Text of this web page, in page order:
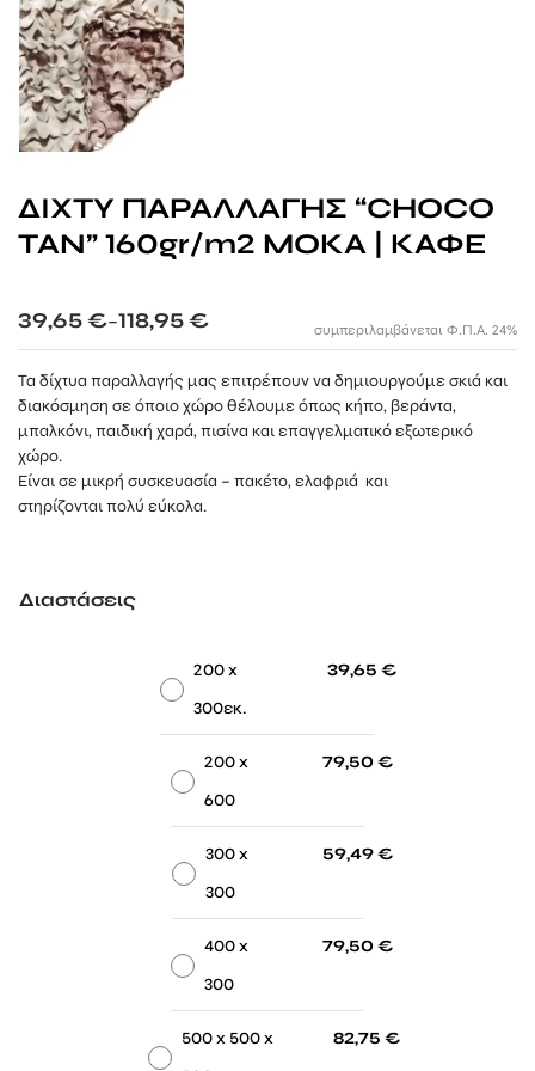
ΞΥΛΙΝΕΣ ΤΟΥΑΛΕΤΕΣ
ΕΞΑΡΤΗΜΑΤΑ
ΣΠΙΤΑΚΙΑ ΣΚΥΛΩΝ
ΣΠΙΤΑΚΙΑ ΓΙΑ ΓΑΤΕΣ
ΣΤΑΒΛΟΙ ΑΛΟΓΩΝ
ΞΥΛΙΝΑ ΚΟΤΕΤΣΙΑ
ΞΥΛΙΝΟΙ ΦΡΑΧΤΕΣ ΠΡΟΣ ΕΝΟΙΚΙΑΣΗ
ΟΜΠΡΕΛΕΣ ΠΡΟΣ ΕΝΟΙΚΙΑΣΗ
ΔΙΑΦΟΡΕΣ ΚΑΤΑΣΚΕΥΕΣ ΠΡΟΣ ΕΝΟΙΚΙΑΣΗ
ΞΥΛΙΝΟΙ ΚΑΔΟΙ ΠΡΟΣ ΕΝΟΙΚΙΑΣΗ
ΣΥΜΜΕΤΟΧΕΣ ΣΕ ΧΡΙΣΤΟΥΓΕΝΝΙΑΤΙΚΑ ΧΩΡΙΑ
ΣΥΜΜΕΤΟΧΕΣ ΣΕ EVENTS
WPC ΠΕΡΙΦΡΑΞΗ
ΜΕΤΑΛΛΙΚΑ ΑΞΕΣΟΥΑΡ ΠΑΝΙΩΝ
ΑΛΑΞΙΕΡΑ ΠΑΡΑΛΙΑΣ
ΞΥΛΙΝΑ ΤΡΑΠΕΖΙΑ & ΚΑΡΕΚΛΕΣ
ΔΙΧΤΥ ΠΑΡΑΛΛΑΓΗΣ “CHOCO
TAN” 160gr/m2 ΜΟΚΑ | ΚΑΦΕ
39,65€–118,95€
Price
range:
39,65 €
through
118,95 €
συμπεριλαμβάνεται Φ.Π.Α. 24%
Τα δίχτυα παραλλαγής μας επιτρέπουν να δημιουργούμε σκιά και
διακόσμηση σε όποιο χώρο θέλουμε όπως κήπο, βεράντα,
μπαλκόνι, παιδική χαρά, πισίνα και επαγγελματικό εξωτερικό
χώρο.
Είναι σε μικρή συσκευασία – πακέτο, ελαφριά και
στηρίζονται πολύ εύκολα.
Διαστάσεις
200 x
300εκ.
39,65€
200 x
600
79,50€
300 x
300
59,49€
400 x
300
79,50€
500 x 500 x
82,75€